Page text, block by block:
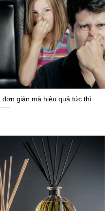
giản mà hiệu quả tức thì